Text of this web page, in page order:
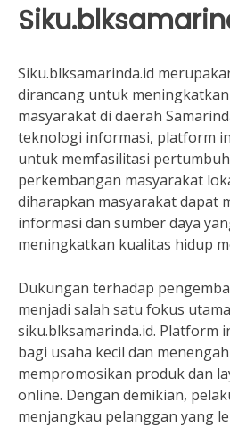
Siku.blksamarinda.id
dirancang untuk
masyarakat di daerah
teknologi informasi, platform
untuk memfasilitasi
perkembangan masyarakat
diharapkan masyarakat dapat
informasi dan sumber daya
meningkatkan kualitas hidup
Dukungan terhadap
menjadi salah satu fokus
siku.blksamarinda.id. Platform
bagi usaha kecil dan
mempromosikan produk dan
online. Dengan demikian,
menjangkau pelanggan yang